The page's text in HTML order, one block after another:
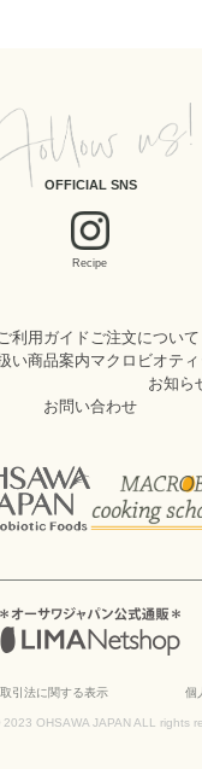
OFFICIAL SNS
Recipe
利用ガイドご注文について
い商品案内マクロビオテ
お知ら
お問い合わせ
引法に関する表示 個
OHSAWA JAPAN ALL rights